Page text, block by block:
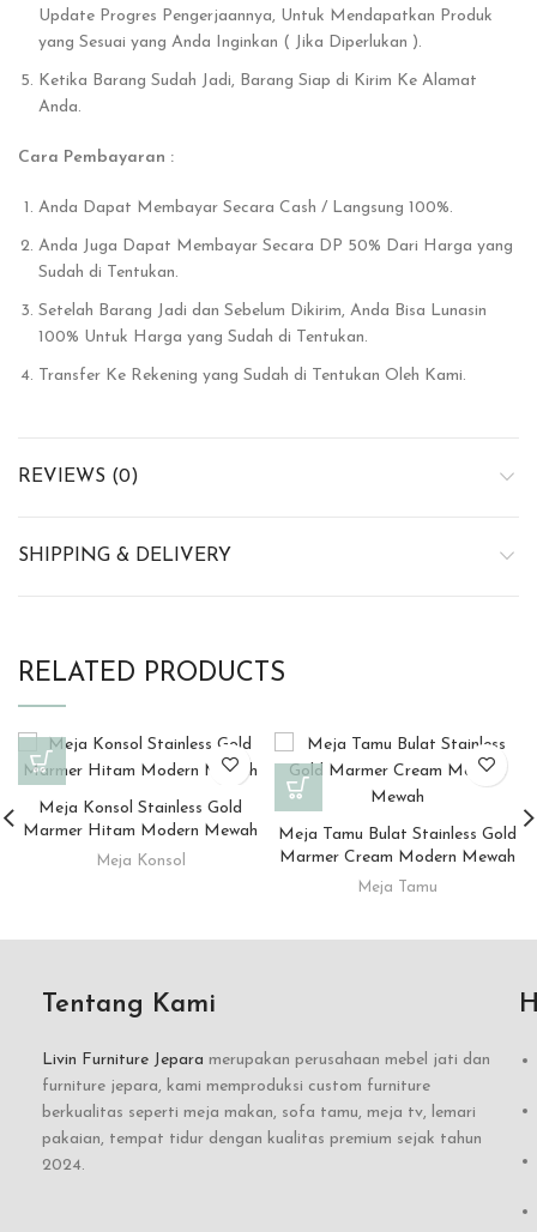
Update Progres Pengerjaannya, Untuk Mendapatkan Produk
yang Sesuai yang Anda Inginkan ( Jika Diperlukan ).
Ketika Barang Sudah Jadi, Barang Siap di Kirim Ke Alamat
Anda.
Cara Pembayaran :
Anda Dapat Membayar Secara Cash / Langsung 100%.
Anda Juga Dapat Membayar Secara DP 50% Dari Harga yang
Sudah di Tentukan.
Setelah Barang Jadi dan Sebelum Dikirim, Anda Bisa Lunasin
100% Untuk Harga yang Sudah di Tentukan.
Transfer Ke Rekening yang Sudah di Tentukan Oleh Kami.
REVIEWS (0)
SHIPPING & DELIVERY
RELATED PRODUCTS
Meja Konsol Stainless Gold
Marmer Hitam Modern Mewah
Meja Konsol
Meja Tamu Bulat Stainless Gold
Marmer Cream Modern Mewah
Meja Tamu
Tentang Kami
Livin Furniture Jepara merupakan perusahaan mebel jati dan
furniture jepara, kami memproduksi custom furniture
berkualitas seperti meja makan, sofa tamu, meja tv, lemari
pakaian, tempat tidur dengan kualitas premium sejak tahun
2024.